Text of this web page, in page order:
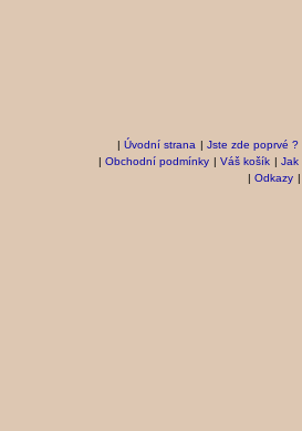
| Úvodní strana | Jste zde poprvé ?
| Obchodní podmínky | Váš košík | Jak
| Odkazy